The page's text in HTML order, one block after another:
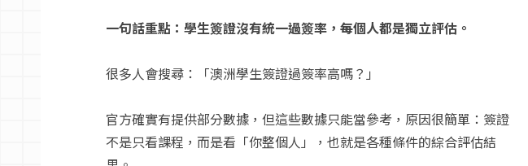
一句話重點：學生簽證沒有統一過簽率，每個人都是獨立評估。
很多人會搜尋：「澳洲學生簽證過簽率高嗎？」
官方確實有提供部分數據，但這些數據只能當參考，原因很簡單：簽證
不是只看課程，而是看「你整個人」，也就是各種條件的綜合評估結